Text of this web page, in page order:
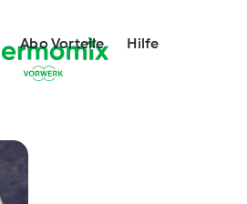
Abo Vorteile Hilfe